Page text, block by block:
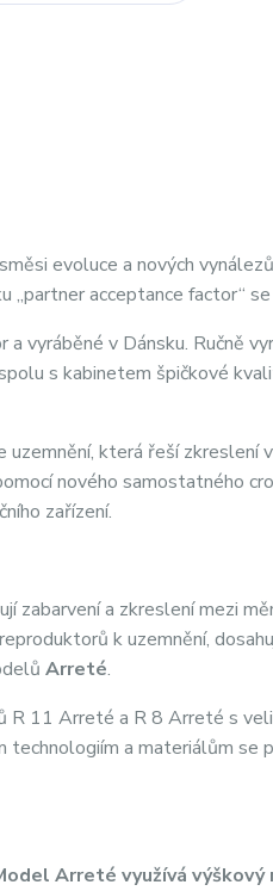
evoluce a nových
„partner acceptance factor“
vyráběné v Dánsku. Ručně
s kabinetem špičkové
uzemnění, která řeší zkreslení
nového samostatného
zařízení.
a zkreslení mezi
k uzemnění,
Arreté.
R 11 Arreté a R 8 Arreté s
technologiím a materiálům se
Arreté využívá